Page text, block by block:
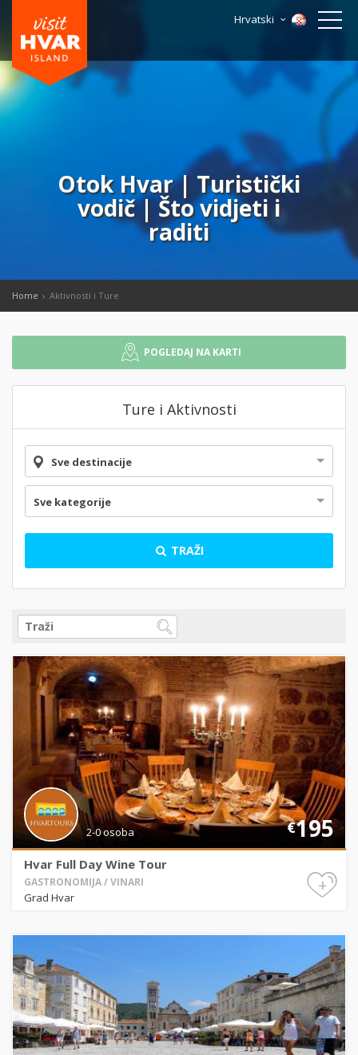
Hrvatski
Otok Hvar | Turistički
vodič | Što vidjeti i
raditi
Home Aktivnosti i Ture
POGLEDAJ NA KARTI
Ture i Aktivnosti
Sve destinacije
Sve kategorije
TRAŽI
2-0 osoba €195
Hvar Full Day Wine Tour
GASTRONOMIJA / VINARI
Grad Hvar
+